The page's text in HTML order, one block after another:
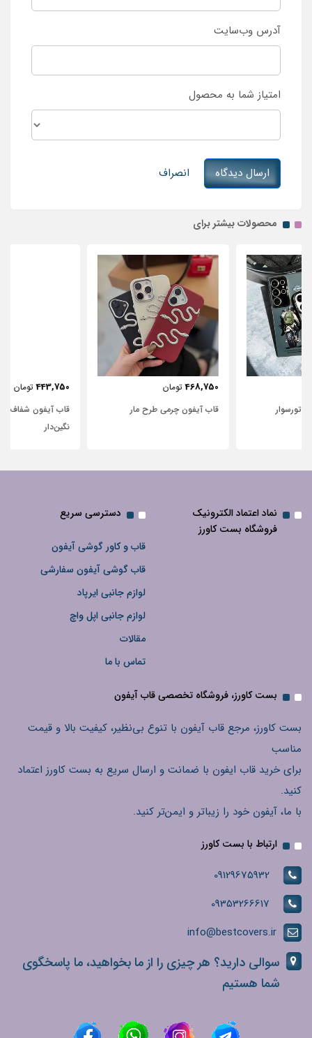
آدرس وب‌سایت
امتیاز شما به محصول
ارسال دیدگاه انصراف
محصولات بیشتر برای
قاب آیفون چرمی طرح مار
قاب آیفون شفاف با پاپیون سفید و
نماد اعتماد الکترونیک
فروشگاه بست کاورز
دسترسی سریع
قاب و کاور گوشی آیفون
قاب گوشی آیفون سفارشی
لوازم جانبی ایرپاد
لوازم جانبی اپل واچ
مقالات
تماس با ما
بست کاورز، فروشگاه تخصصی قاب آیفون
بست کاورز، مرجع قاب آیفون با تنوع بی‌نظیر، کیفیت بالا و قیمت
مناسب
برای خرید قاب ایفون با ضمانت و ارسال سریع به بست کاورز اعتماد
کنید.
با ما، آیفون خود را زیباتر و ایمن‌تر کنید.
ارتباط با بست کاورز
09129675932
09353266617
info@bestcovers.ir
سوالی دارید؟ هر چیزی را از ما بخواهید، ما پاسخگوی
شما هستیم